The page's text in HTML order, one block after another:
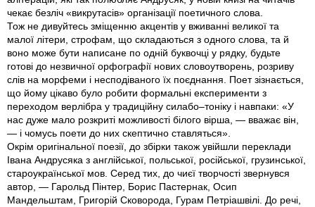
чекає безліч «викрутасів» організації поетичного слова.
Тож не дивуйтесь зміщенню акцентів у вживанні великої та
малої літери, строфам, що складаються з одного слова, та й
воно може бути написане по одній буквочці у рядку, будьте
готові до незвичної орфографії нових словоутворень, розриву
слів на морфеми і несподіваного їх поєднання. Поет зізнається,
що йому цікаво було робити формальні експерименти з
переходом верлібра у традиційну силабо–тоніку і навпаки: «У
нас дуже мало розкриті можливості білого вірша, — вважає він,
— і чомусь поети до них скептично ставляться».
Окрім оригінальної поезії, до збірки також увійшли переклади
Івана Андрусяка з англійської, польської, російської, грузинської,
староукраїнської мов. Серед тих, до чиєї творчості звернувся
автор, — Гарольд Пінтер, Борис Пастернак, Осип
Мандельштам, Григорій Сковорода, Гурам Петріашвілі. До речі,